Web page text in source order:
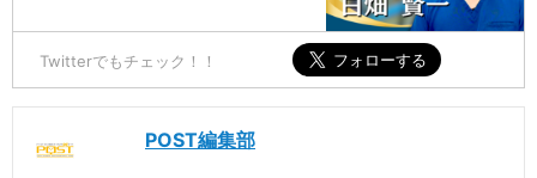
Twitterでもチェック！！
POST編集部